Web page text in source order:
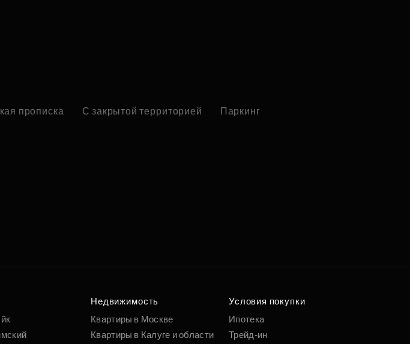
прописка С закрытой территорией Паркинг
Недвижимость
Квартиры в Москве
Квартиры в Калуге и области
Условия покупки
Ипотека
Трейд-ин